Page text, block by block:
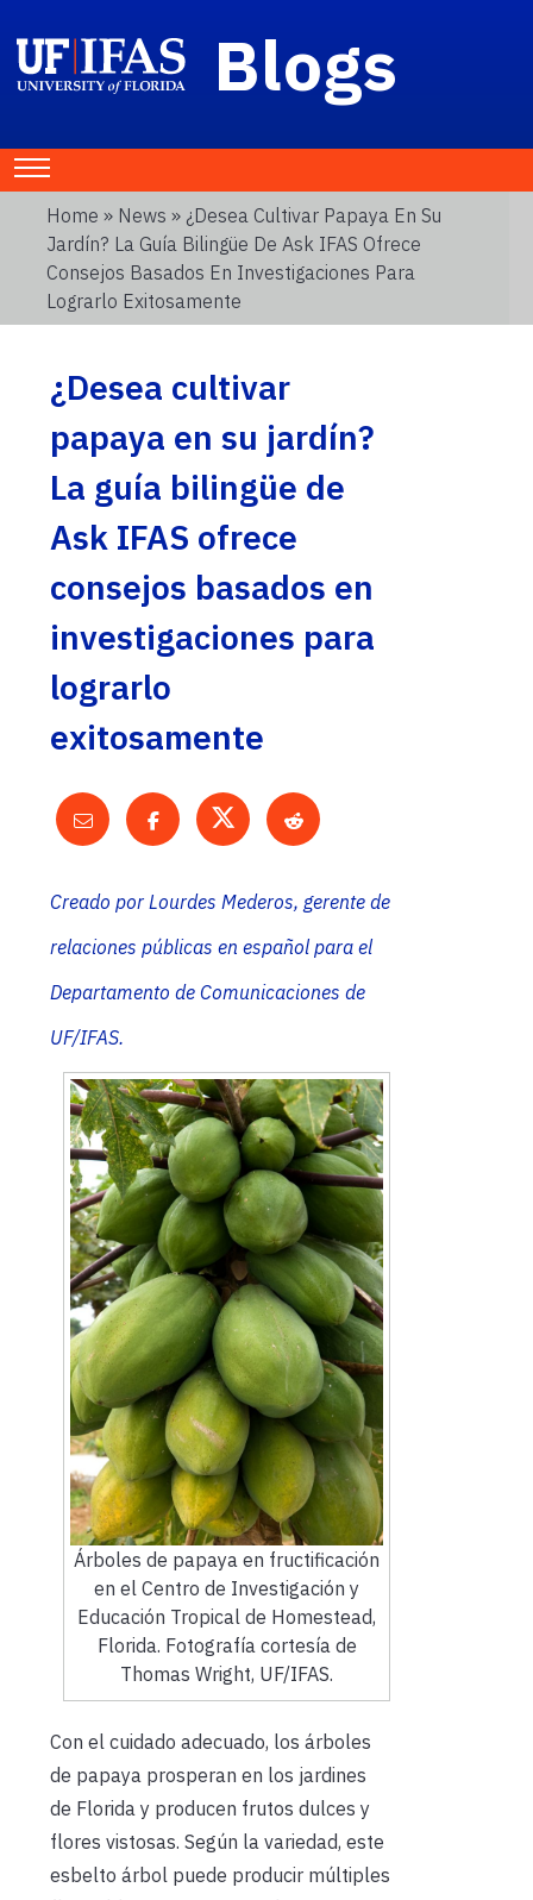
Blogs
Home » News » ¿Desea Cultivar Papaya En Su
Jardín? La Guía Bilingüe De Ask IFAS Ofrece
Consejos Basados En Investigaciones Para
Lograrlo Exitosamente
¿Desea cultivar
papaya en su jardín?
La guía bilingüe de
Ask IFAS ofrece
consejos basados en
investigaciones para
lograrlo
exitosamente
Creado por Lourdes Mederos, gerente de
relaciones públicas en español para el
Departamento de Comunicaciones de
UF/IFAS.
Árboles de papaya en fructificación
en el Centro de Investigación y
Educación Tropical de Homestead,
Florida. Fotografía cortesía de
Thomas Wright, UF/IFAS.
Con el cuidado adecuado, los árboles
de papaya prosperan en los jardines
de Florida y producen frutos dulces y
flores vistosas. Según la variedad, este
esbelto árbol puede producir múltiples